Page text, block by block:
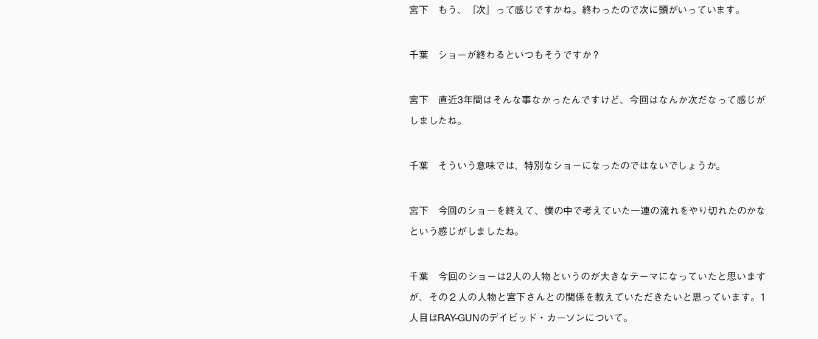
宮下 もう、『次』って感じですかね。終わったので次に頭がいっています。
千葉 ショーが終わるといつもそうですか？
宮下 直近3年間はそんな事なかったんですけど、今回はなんか次だなって感じが
しましたね。
千葉 そういう意味では、特別なショーになったのではないでしょうか。
宮下 今回のショーを終えて、僕の中で考えていた一連の流れをやり切れたのかな
という感じがしましたね。
千葉 今回のショーは2人の人物というのが大きなテーマになっていたと思います
が、その２人の人物と宮下さんとの関係を教えていただきたいと思っています。1
人目はRAY-GUNのデイビッド・カーソンについて。